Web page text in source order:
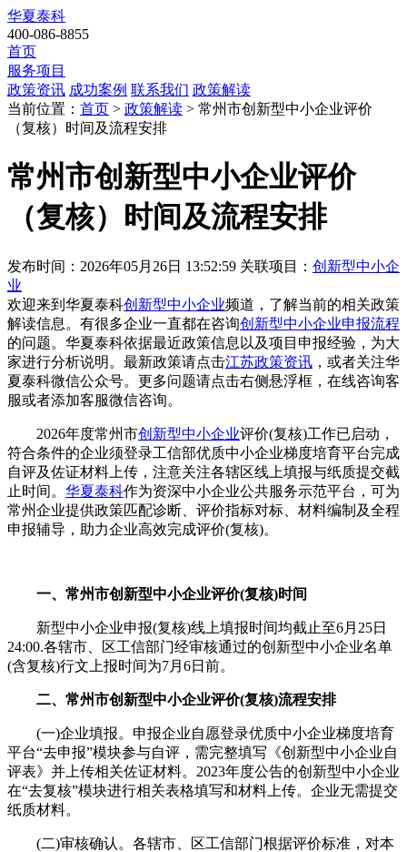
华夏泰科
400-086-8855
首页
服务项目
政策资讯 成功案例 联系我们 政策解读
当前位置： 首页 > 政策解读 > 常州市创新型中小企业评价
（复核）时间及流程安排
常州市创新型中小企业评价
（复核）时间及流程安排
发布时间：2026年05月26日 13:52:59 关联项目： 创新型中小企
业
欢迎来到华夏泰科创新型中小企业频道，了解当前的相关政策
解读信息。有很多企业一直都在咨询创新型中小企业申报流程
的问题。华夏泰科依据最近政策信息以及项目申报经验，为大
家进行分析说明。最新政策请点击江苏政策资讯 ，或者关注华
夏泰科微信公众号。更多问题请点击右侧悬浮框，在线咨询客
服或者添加客服微信咨询。
2026年度常州市创新型中小企业评价(复核)工作已启动，
符合条件的企业须登录工信部优质中小企业梯度培育平台完成
自评及佐证材料上传，注意关注各辖区线上填报与纸质提交截
止时间。 华夏泰科作为资深中小企业公共服务示范平台，可为
常州企业提供政策匹配诊断、评价指标对标、材料编制及全程
申报辅导，助力企业高效完成评价(复核)。
一、常州市创新型中小企业评价(复核)时间
新型中小企业申报(复核)线上填报时间均截止至6月25日
24:00.各辖市、区工信部门经审核通过的创新型中小企业名单
(含复核)行文上报时间为7月6日前。
二、常州市创新型中小企业评价(复核)流程安排
(一)企业填报。申报企业自愿登录优质中小企业梯度培育
平台“去申报”模块参与自评，需完整填写《创新型中小企业自
评表》并上传相关佐证材料。2023年度公告的创新型中小企业
在“去复核”模块进行相关表格填写和材料上传。企业无需提交
纸质材料。
(二)审核确认。各辖市、区工信部门根据评价标准，对本